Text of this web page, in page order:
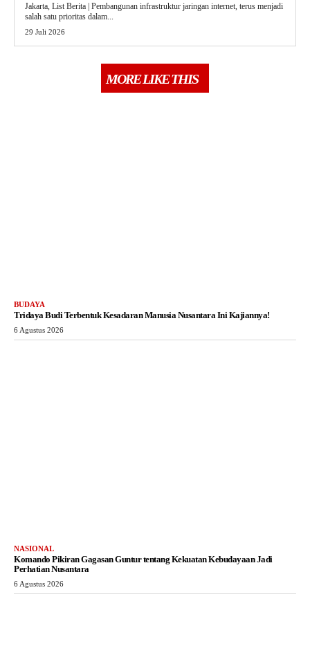
Jakarta, List Berita | Pembangunan infrastruktur jaringan internet, terus menjadi
salah satu prioritas dalam...
29 Juli 2026
MORE LIKE THIS
BUDAYA
Tridaya Budi Terbentuk Kesadaran Manusia Nusantara Ini Kajiannya!
6 Agustus 2026
NASIONAL
Komando Pikiran Gagasan Guntur tentang Kekuatan Kebudayaan Jadi
Perhatian Nusantara
6 Agustus 2026